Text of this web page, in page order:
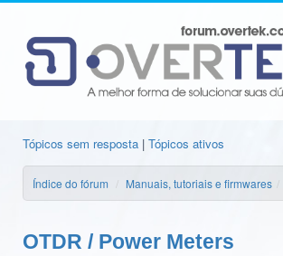
Tópicos sem resposta | Tópicos ativos
Índice do fórum Manuais, tutoriais e firmwares
OTDR / Power Meters